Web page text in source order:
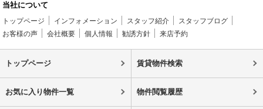
当社について
トップページ インフォメーション スタッフ紹介
スタッフブログ
お客様の声
会社概要 個人情報 勧誘方針 来店予約
トップページ 賃貸物件検索
お気に入り物件一覧 物件閲覧履歴